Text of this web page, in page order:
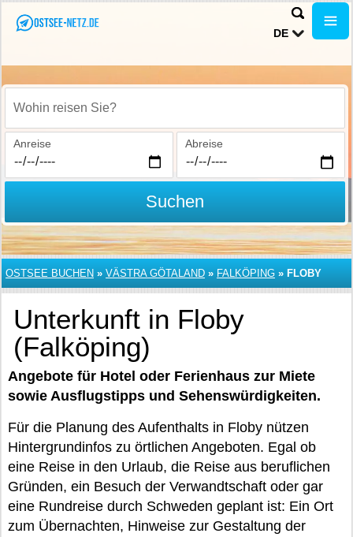
DE
Wohin reisen Sie?
Anreise Abreise
Suchen
OSTSEE BUCHEN » VÄSTRA GÖTALAND » FALKÖPING » FLOBY
Unterkunft in Floby
(Falköping)
Angebote für Hotel oder Ferienhaus zur Miete
sowie Ausflugstipps und Sehenswürdigkeiten.
Für die Planung des Aufenthalts in Floby nützen
Hintergrundinfos zu örtlichen Angeboten. Egal ob
eine Reise in den Urlaub, die Reise aus beruflichen
Gründen, ein Besuch der Verwandtschaft oder gar
eine Rundreise durch Schweden geplant ist: Ein Ort
zum Übernachten, Hinweise zur Gestaltung der